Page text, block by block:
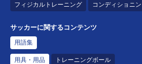
フィジカルトレーニング コンディショニ
サッカーに関するコンテンツ
用語集
用具・用品 トレーニングボール